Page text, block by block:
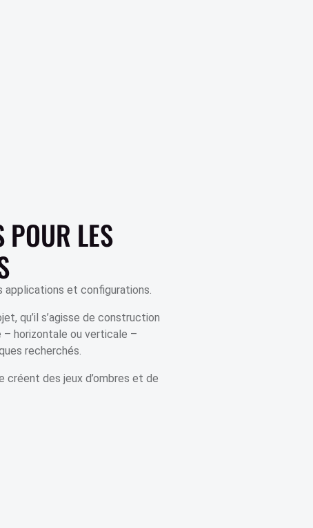
LES
applications et configurations.
qu’il s’agisse de construction
horizontale ou verticale –
recherchés.
des jeux d’ombres et de